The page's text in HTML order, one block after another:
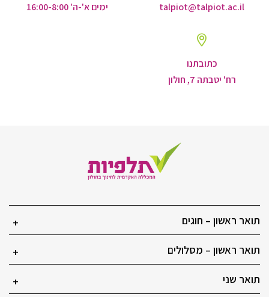
talpiot@talpiot.ac.il
ימים א'-ה' 16:00-8:00
כתובתנו
רח' יטבתה 7, חולון
תואר ראשון – חוגים
+
תואר ראשון – מסלולים
+
תואר שני
+